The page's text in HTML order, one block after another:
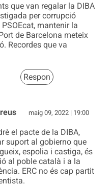
que van regalar la DIBA
per corrupció
mantenir la
de Barcelona meteix
Recordes que va
Respon
maig 09, 2022 | 19:00
el pacte de la DIBA,
suport al gobierno que
espolia i castiga, és
al poble català i a la
ERC no és cap partit